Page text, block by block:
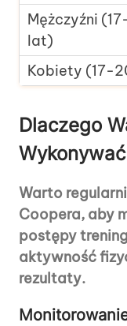
Dlaczego
Warto
Coopera, aby
postępy
aktywność
rezultaty.